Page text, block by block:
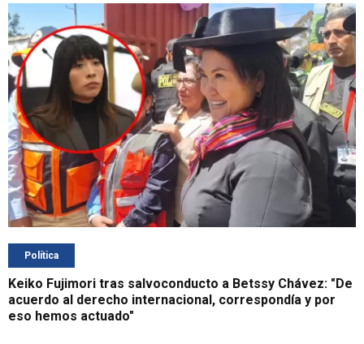
Política
Keiko Fujimori tras salvoconducto a Betssy Chávez: "De
acuerdo al derecho internacional, correspondía y por
eso hemos actuado"